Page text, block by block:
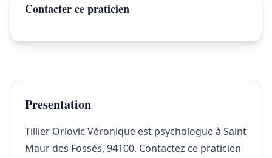
Contacter ce praticien
Presentation
Tillier Orlovic Véronique est psychologue à Saint
Maur des Fossés, 94100. Contactez ce praticien